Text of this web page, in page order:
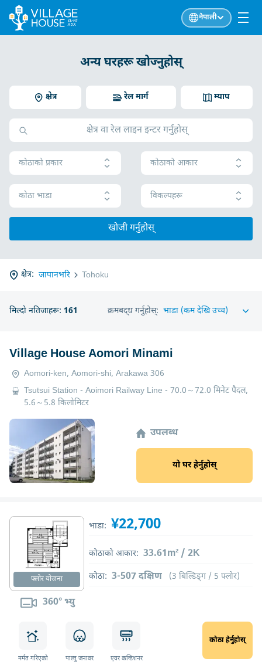
नेपाली
अन्य घरहरू खोज्नुहोस्
क्षेत्र म्याप
रेल मार्ग
कोठाको प्रकार कोठाको आकार
कोठा भाडा विकल्पहरू
खोजी गर्नुहोस्
क्षेत्र: जापानभरि Tohoku
मिल्दो नतिजाहरू: 161 क्रमबद्ध गर्नुहोस्:
Village House Aomori Minami
Aomori-ken, Aomori-shi, Arakawa 306
Tsutsui Station - Aoimori Railway Line - 70.0～72.0 मिनेट पैदल,
5.6～5.8 किलोमिटर
उपलब्ध
यो घर हेर्नुहोस्
फ्लोर योजना
360° भ्यु
भाडा: ¥22,700
कोठाको आकार: 33.61m² / 2K
कोठा: 3-507 दक्षिण (3 बिल्डिङ्ग / 5 फ्लोर)
मर्मत गरिएको पाल्तु जनावर एयर कन्डिशनर
कोठा हेर्नुहोस्